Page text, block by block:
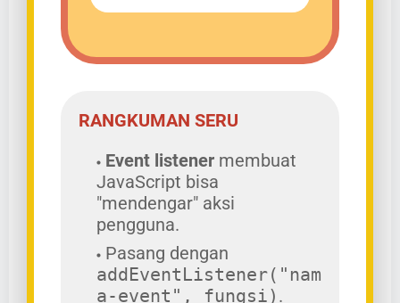
RANGKUMAN SERU
Event listener membuat
JavaScript bisa
"mendengar" aksi
pengguna.
Pasang dengan
addEventListener("nam
a-event", fungsi) .